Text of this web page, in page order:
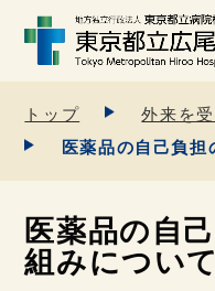
トップ
外来を
医薬品の自己負担
医薬品の自
組みについて